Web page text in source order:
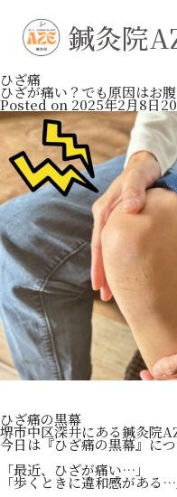
鍼灸院
ひざ痛
ひざが痛い？でも原因はお
Posted on 2025年2月8日
ひざ痛の黒幕
堺市中区深井にある鍼灸院
今日は『ひざ痛の黒幕』につ
「最近、ひざが痛い…」
「歩くときに違和感がある…